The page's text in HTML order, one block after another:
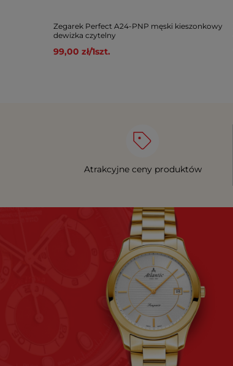
Zegarek Perfect A24-PNP męski kieszonkowy
dewizka czytelny
99,00 zł/1szt.
Atrakcyjne ceny produktów